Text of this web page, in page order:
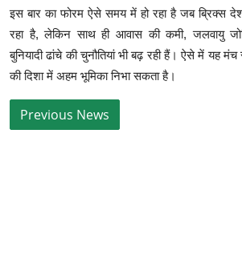
इस बार का फोरम ऐसे समय में हो रहा है जब ब्रिक्स
रहा है, लेकिन साथ ही आवास की कमी, जलवायु
बुनियादी ढांचे की चुनौतियां भी बढ़ रही हैं। ऐसे में यह
की दिशा में अहम भूमिका निभा सकता है।